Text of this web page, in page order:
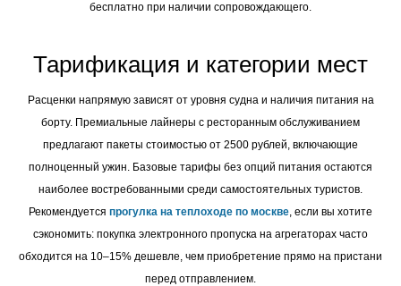
бесплатно при наличии сопровождающего.
Тарификация и категории мест
Расценки напрямую зависят от уровня судна и наличия питания на
борту. Премиальные лайнеры с ресторанным обслуживанием
предлагают пакеты стоимостью от 2500 рублей, включающие
полноценный ужин. Базовые тарифы без опций питания остаются
наиболее востребованными среди самостоятельных туристов.
Рекомендуется прогулка на теплоходе по москве, если вы хотите
сэкономить: покупка электронного пропуска на агрегаторах часто
обходится на 10–15% дешевле, чем приобретение прямо на пристани
перед отправлением.